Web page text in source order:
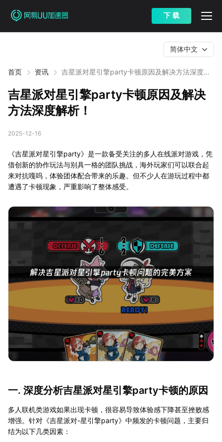
下 载
首页 资讯
吉星派对星引擎party卡顿原因及解决方法深度解
简体中文
吉星派对星引擎party卡顿原因及解决
方法深度解析！
2025-12-16
《吉星派对星引擎party》是一款备受关注的多人在线派对游戏，凭
借创新的协作玩法与别具一格的团队挑战，海外玩家们可以联合起
来对抗嘎呜，体验团体配合带来的乐趣。但不少人在游玩过程中都
遭遇了卡顿现象，严重影响了整体感受。
一. 深度分析吉星派对星引擎party卡顿的原因
多人联机类游戏如果出现卡顿，很容易导致体验感下降甚至挫败感
增强。针对《吉星派对-星引擎party》中频发的卡顿问题，主要归
结为以下几类因素：